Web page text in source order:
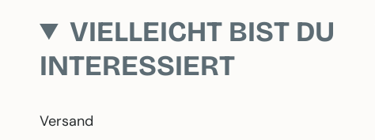
VIELLEICHT BIST DU
INTERESSIERT
Versand